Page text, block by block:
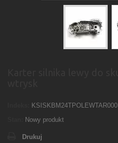
KSISKBM24TPOLEWTAR000
Nowy produkt
Drukuj